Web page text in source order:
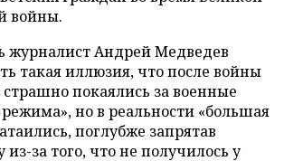
войны.
журналист Андрей Медведев
такая иллюзия, что после войны
покаялись за военные
но в реальности «большая
поглубже запрятав
из-за того, что не получилось у